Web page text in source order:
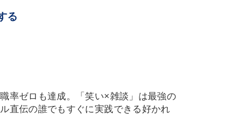
る
率ゼロも達成。「笑い×雑談」は最強の
直伝の誰でもすぐに実践できる好かれ